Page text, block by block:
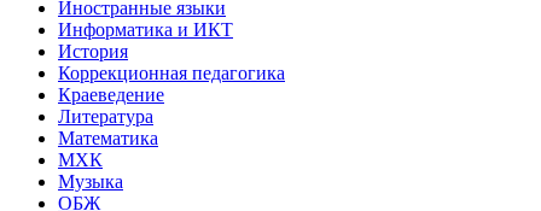
Иностранные языки
Информатика и ИКТ
История
Коррекционная педагогика
Краеведение
Литература
Математика
МХК
Музыка
ОБЖ